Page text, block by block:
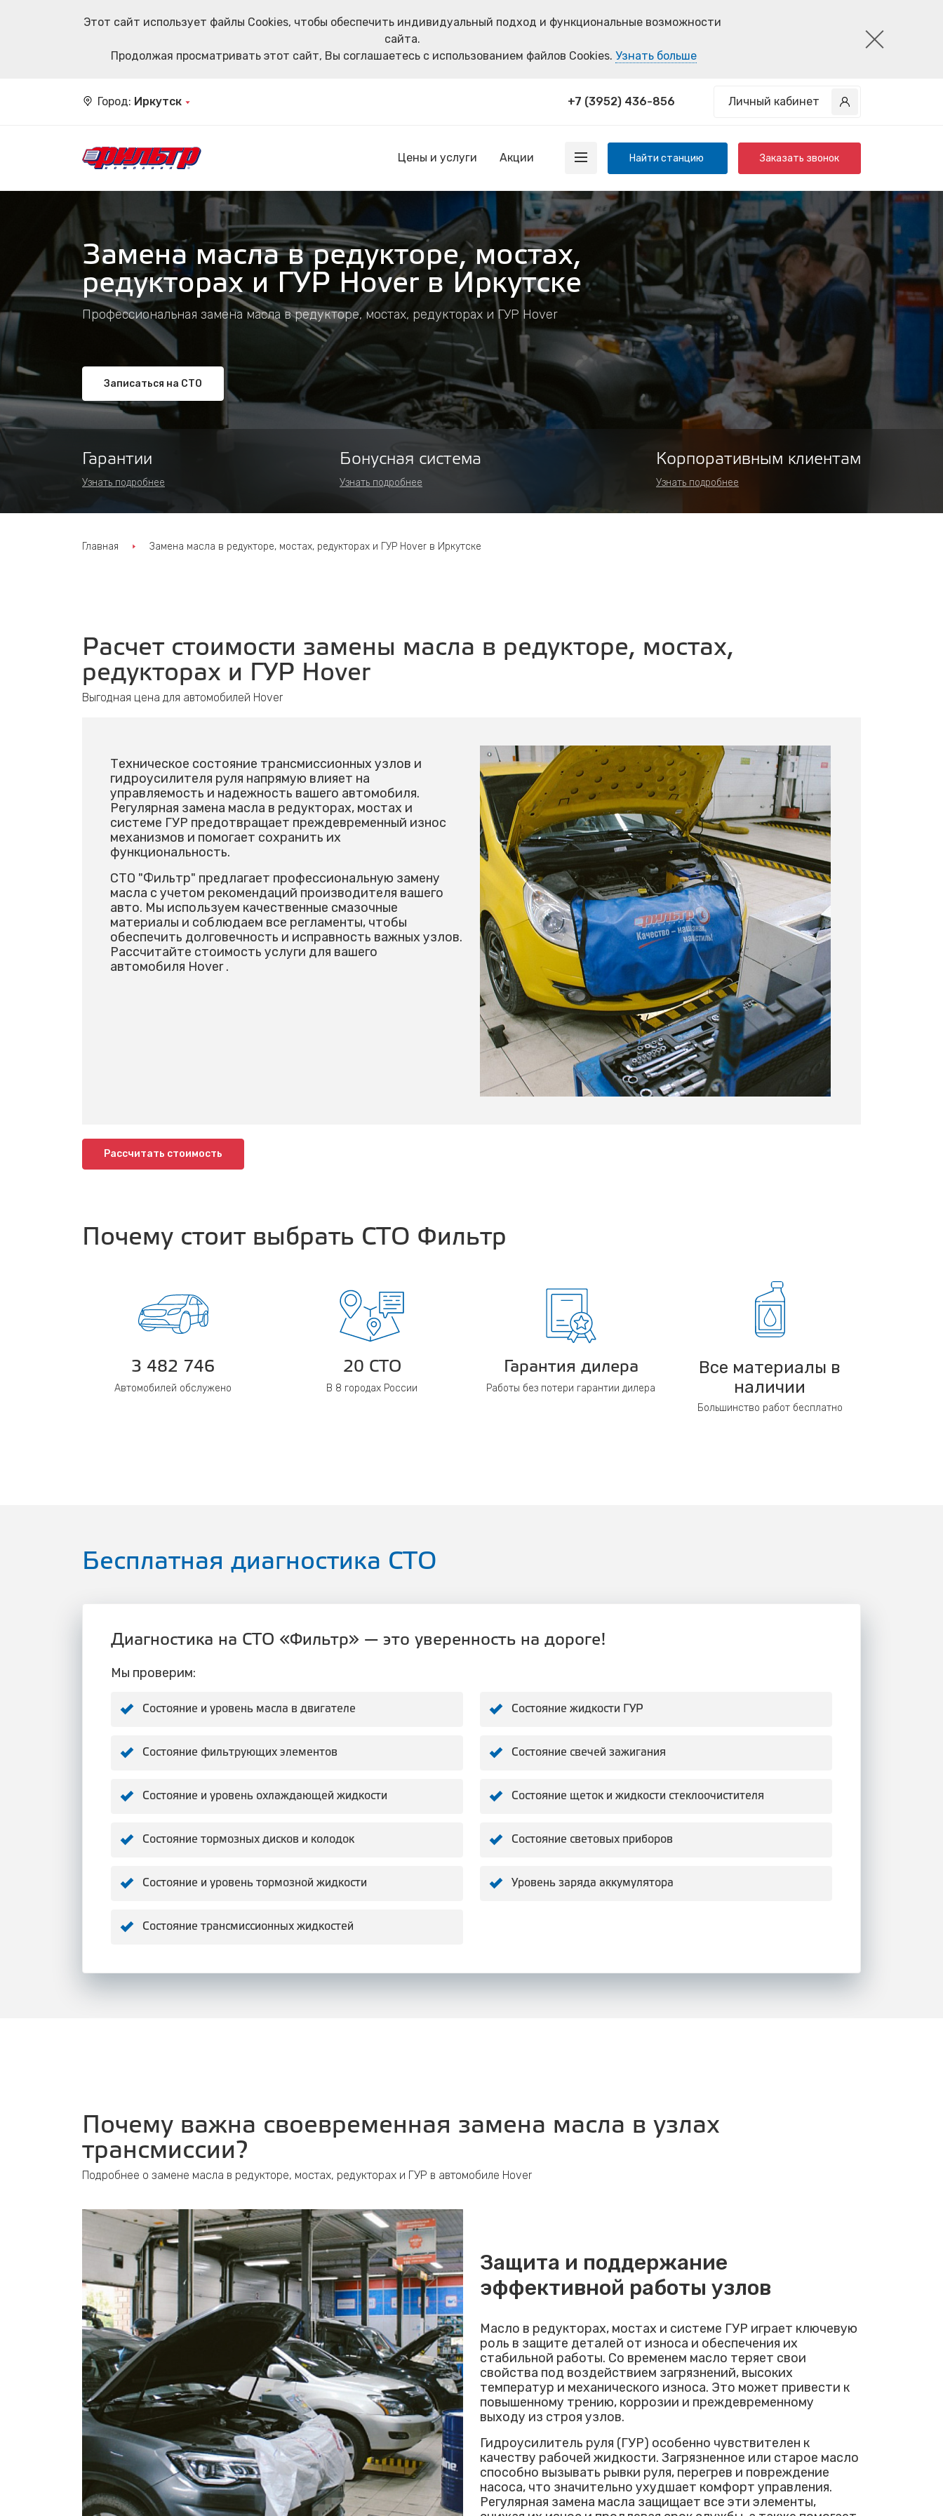
Этот сайт использует файлы Cookies, чтобы обеспечить индивидуальный подход и функциональные возможности
сайта.
Продолжая просматривать этот сайт, Вы соглашаетесь с использованием файлов Cookies. Узнать больше
Город: Иркутск +7 (3952) 436-856 Личный кабинет
Цены и услуги Акции Найти станцию Заказать звонок
Замена масла в редукторе, мостах,
редукторах и ГУР Hover в Иркутске
Профессиональная замена масла в редукторе, мостах, редукторах и ГУР Hover
Записаться на СТО
Гарантии
Узнать подробнее
Бонусная система
Узнать подробнее
Корпоративным клиентам
Узнать подробнее
Главная Замена масла в редукторе, мостах, редукторах и ГУР Hover в Иркутске
Расчет стоимости замены масла в редукторе, мостах,
редукторах и ГУР Hover
Выгодная цена для автомобилей Hover
Техническое состояние трансмиссионных узлов и
гидроусилителя руля напрямую влияет на
управляемость и надежность вашего автомобиля.
Регулярная замена масла в редукторах, мостах и
системе ГУР предотвращает преждевременный износ
механизмов и помогает сохранить их
функциональность.
СТО "Фильтр" предлагает профессиональную замену
масла с учетом рекомендаций производителя вашего
авто. Мы используем качественные смазочные
материалы и соблюдаем все регламенты, чтобы
обеспечить долговечность и исправность важных узлов.
Рассчитайте стоимость услуги для вашего
автомобиля Hover .
Рассчитать стоимость
Почему стоит выбрать СТО Фильтр
3 482 746
Автомобилей обслужено
20 СТО
В 8 городах России
Гарантия дилера
Работы без потери гарантии дилера
Все материалы в
наличии
Большинство работ бесплатно
Бесплатная диагностика СТО
Диагностика на СТО «Фильтр» — это уверенность на дороге!
Мы проверим:
Состояние и уровень масла в двигателе
Состояние фильтрующих элементов
Состояние и уровень охлаждающей жидкости
Состояние тормозных дисков и колодок
Состояние и уровень тормозной жидкости
Состояние трансмиссионных жидкостей
Состояние жидкости ГУР
Состояние свечей зажигания
Состояние щеток и жидкости стеклоочистителя
Состояние световых приборов
Уровень заряда аккумулятора
Почему важна своевременная замена масла в узлах
трансмиссии?
Подробнее о замене масла в редукторе, мостах, редукторах и ГУР в автомобиле Hover
Защита и поддержание
эффективной работы узлов
Масло в редукторах, мостах и системе ГУР играет ключевую
роль в защите деталей от износа и обеспечения их
стабильной работы. Со временем масло теряет свои
свойства под воздействием загрязнений, высоких
температур и механического износа. Это может привести к
повышенному трению, коррозии и преждевременному
выходу из строя узлов.
Гидроусилитель руля (ГУР) особенно чувствителен к
качеству рабочей жидкости. Загрязненное или старое масло
способно вызывать рывки руля, перегрев и повреждение
насоса, что значительно ухудшает комфорт управления.
Регулярная замена масла защищает все эти элементы,